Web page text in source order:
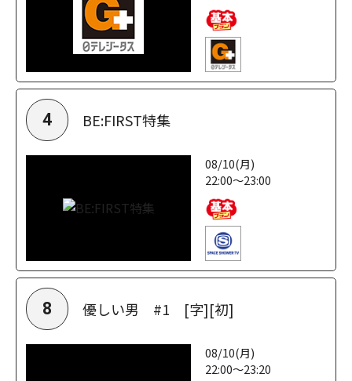
4 BE:FIRST特集
08/10(月)
22:00～23:00
8 優しい男 #1 [字][初]
08/10(月)
22:00～23:20